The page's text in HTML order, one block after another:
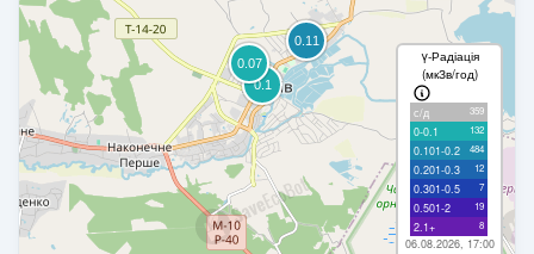
γ-Радіація
(мкЗв/год)
с/д 359
0-0.1 132
0.101-0.2 484
0.201-0.3 12
0.301-0.5 7
0.501-2 19
2.1+ 8
06.08.2026, 17:00